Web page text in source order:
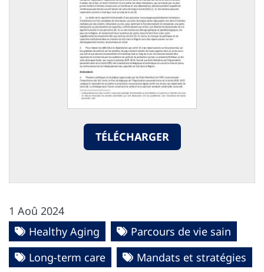
TÉLÉCHARGER
1 Aoû 2024
Healthy Aging
Parcours de vie sain
Long-term care
Mandats et stratégies